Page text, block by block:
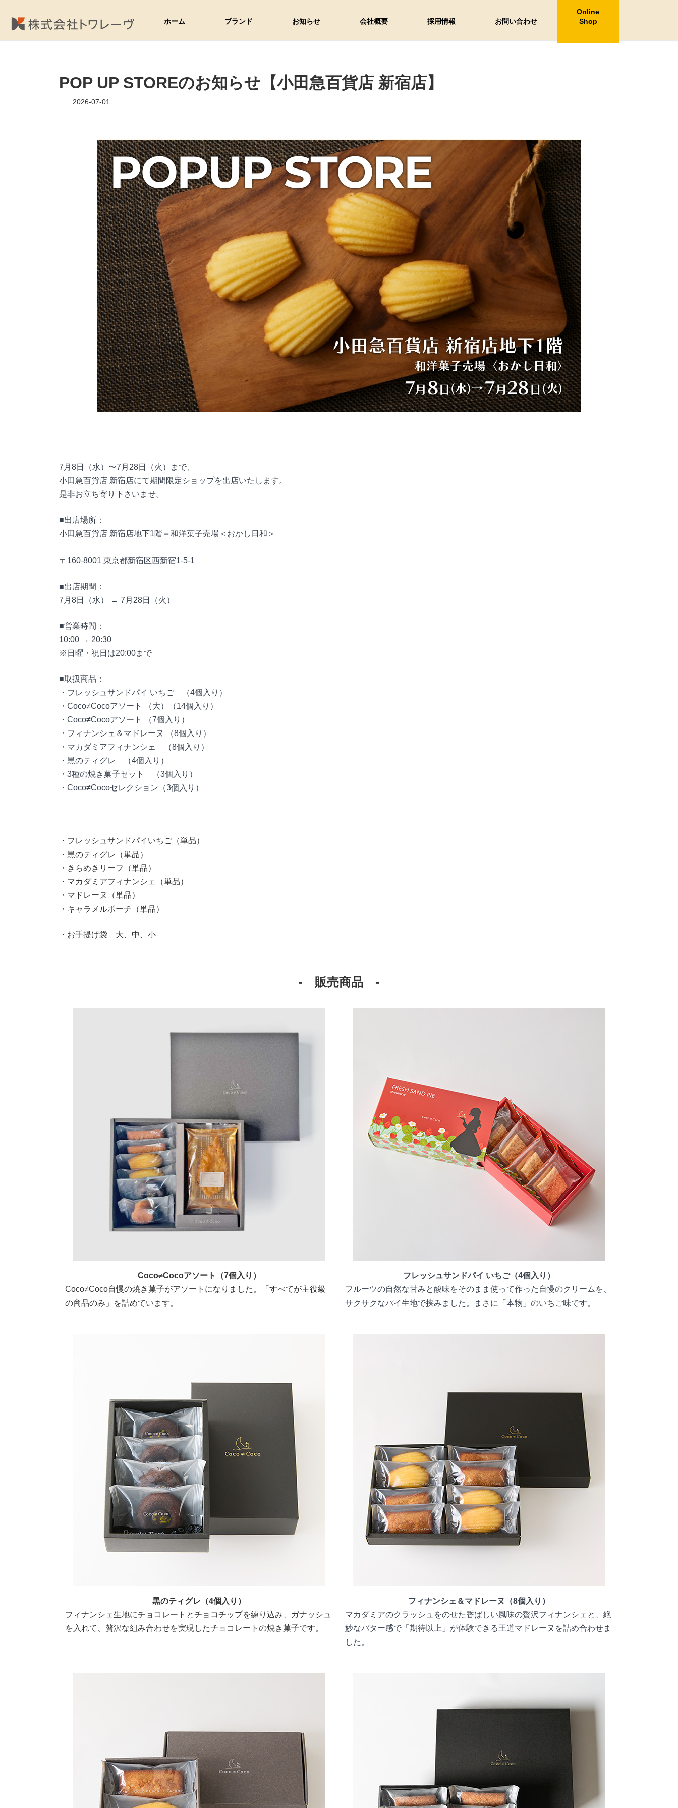
ホーム ブランド お知らせ 会社概要 採用情報 お問い合わせ
Online
Shop
POP UP STOREのお知らせ【小田急百貨店 新宿店】
2026-07-01
7月8日（水）〜7月28日（火）まで、
小田急百貨店 新宿店にて期間限定ショップを出店いたします。
是非お立ち寄り下さいませ。
■出店場所：
小田急百貨店 新宿店地下1階＝和洋菓子売場＜おかし日和＞
〒160-8001 東京都新宿区西新宿1-5-1
■出店期間：
7月8日（水） → 7月28日（火）
■営業時間：
10:00 → 20:30
※日曜・祝日は20:00まで
■取扱商品：
・フレッシュサンドパイ いちご （4個入り）
・Coco≠Cocoアソート （大）（14個入り）
・Coco≠Cocoアソート （7個入り）
・フィナンシェ＆マドレーヌ （8個入り）
・マカダミアフィナンシェ （8個入り）
・黒のティグレ （4個入り）
・3種の焼き菓子セット （3個入り）
・Coco≠Cocoセレクション（3個入り）
・フレッシュサンドパイいちご（単品）
・黒のティグレ（単品）
・きらめきリーフ（単品）
・マカダミアフィナンシェ（単品）
・マドレーヌ（単品）
・キャラメルポーチ（単品）
・お手提げ袋 大、中、小
- 販売商品 -
Coco≠Cocoアソート（7個入り）
Coco≠Coco自慢の焼き菓子がアソートになりました。「すべてが主役級
の商品のみ」を詰めています。
フレッシュサンドパイ いちご（4個入り）
フルーツの自然な甘みと酸味をそのまま使って作った自慢のクリームを、
サクサクなパイ生地で挟みました。まさに「本物」のいちご味です。
黒のティグレ（4個入り）
フィナンシェ生地にチョコレートとチョコチップを練り込み、ガナッシュ
を入れて、贅沢な組み合わせを実現したチョコレートの焼き菓子です。
フィナンシェ＆マドレーヌ（8個入り）
マカダミアのクラッシュをのせた香ばしい風味の贅沢フィナンシェと、絶
妙なバター感で「期待以上」が体験できる王道マドレーヌを詰め合わせま
した。